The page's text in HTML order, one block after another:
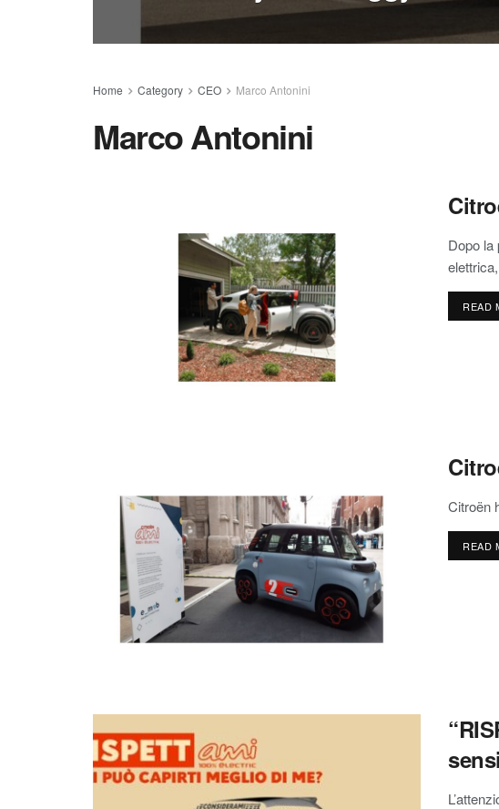
Home Category CEO Marco Antonini
Marco Antonini
Dopo la
READ
Citroën
READ